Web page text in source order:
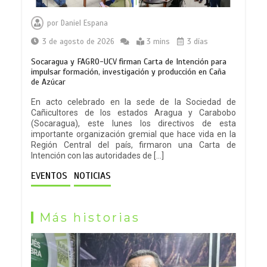
porDaniel Espana
3 de agosto de 2026
3 mins 3 días
Socaragua y FAGRO-UCV firman Carta de Intención para
impulsar formación, investigación y producción en Caña
de Azúcar
En acto celebrado en la sede de la Sociedad de
Cañicultores de los estados Aragua y Carabobo
(Socaragua), este lunes los directivos de esta
importante organización gremial que hace vida en la
Región Central del país, firmaron una Carta de
Intención con las autoridades de […]
EVENTOS NOTICIAS
Más historias